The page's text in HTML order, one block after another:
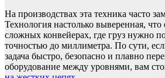
На производствах эта техника часто
Технология настолько выверенная,
сложных конвейерах, где груз нужно
точностью до миллиметра. По сути,
задача быстро, безопасно и плавно
оборудование между уровнями, вам